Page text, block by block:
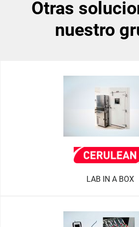
otras soluciones de
nuestro
LAB IN A BOX